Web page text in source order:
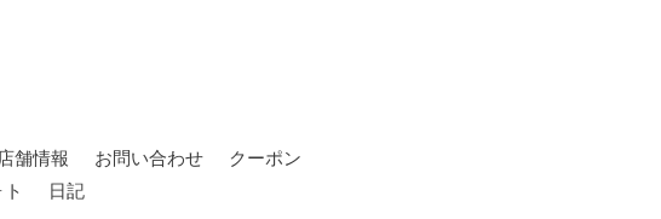
店舗情報 お問い合わせ
クーポン
日記